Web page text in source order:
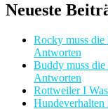
Neueste
Rocky muss die
Antworten
Buddy muss die
Antworten
Rottweiler I